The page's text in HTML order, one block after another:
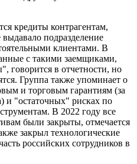
кредиты контрагентам,
подразделение
клиентами. В
с такими заемщиками,
говорится в отчетности, но
Группа также упоминает о
и торговым гарантиям (за
и "остаточных" рисках по
В 2022 году все
были закрыты, отмечается
закрыл технологические
российских сотрудников в